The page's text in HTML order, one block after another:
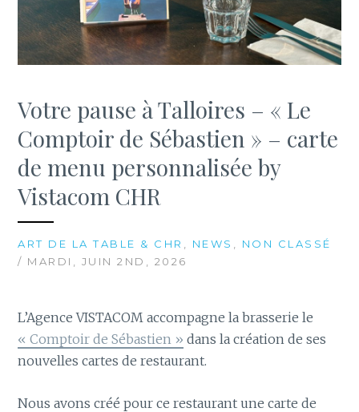
Votre pause à Talloires – « Le
Comptoir de Sébastien » – carte
de menu personnalisée by
Vistacom CHR
ART DE LA TABLE & CHR NEWS
NON CLASSÉ
/ MARDI, JUIN 2ND, 2026
L’Agence VISTACOM accompagne la brasserie le
« Comptoir de Sébastien » dans la création de ses
nouvelles cartes de restaurant.
Nous avons créé pour ce restaurant une carte de